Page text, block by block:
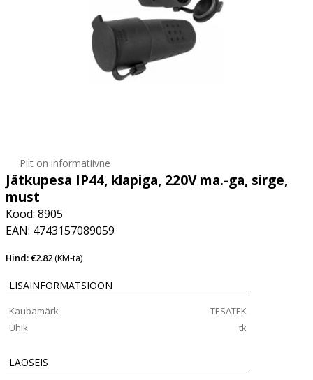
Pilt on informatiivne
Jätkupesa IP44, klapiga, 220V ma.-ga, sirge,
must
Kood: 8905
EAN: 4743157089059
Hind: €2.82(KM-ta)
LISAINFORMATSIOON
Kaubamärk
TESATEK
Ühik
tk
LAOSEIS